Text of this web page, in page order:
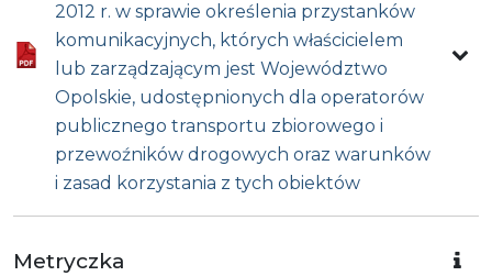
2012 r. w sprawie określenia przystanków
komunikacyjnych, których właścicielem
lub zarządzającym jest Województwo
Opolskie, udostępnionych dla operatorów
publicznego transportu zbiorowego i
przewoźników drogowych oraz warunków
i zasad korzystania z tych obiektów
Metryczka